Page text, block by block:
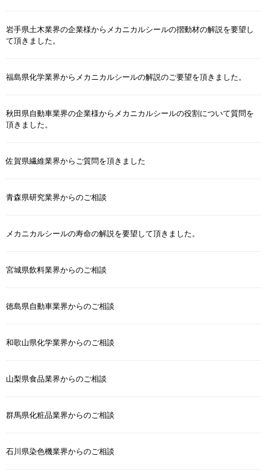
岩手県土木業界の企業様からメカニカルシールの摺動材の解説を要望し
て頂きました。
福島県化学業界からメカニカルシールの解説のご要望を頂きました。
秋田県自動車業界の企業様からメカニカルシールの役割について質問を
頂きました。
佐賀県繊維業界からご質問を頂きました
青森県研究業界からのご相談
メカニカルシールの寿命の解説を要望して頂きました。
宮城県飲料業界からのご相談
徳島県自動車業界からのご相談
和歌山県化学業界からのご相談
山梨県食品業界からのご相談
群馬県化粧品業界からのご相談
石川県染色機業界からのご相談